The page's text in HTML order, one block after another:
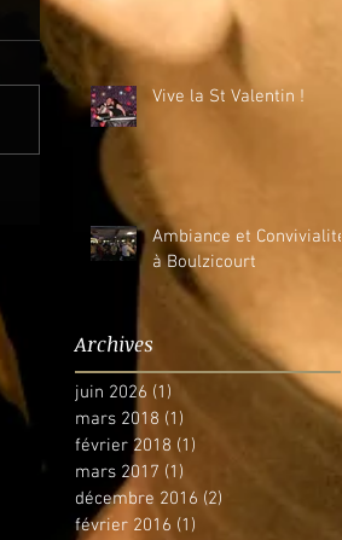
Vive la St Valentin !
Ambiance et Convivialité
à Boulzicourt
Archives
juin 2026 (1)
mars 2018 (1)
février 2018 (1)
mars 2017 (1)
décembre 2016 (2)
février 2016 (1)